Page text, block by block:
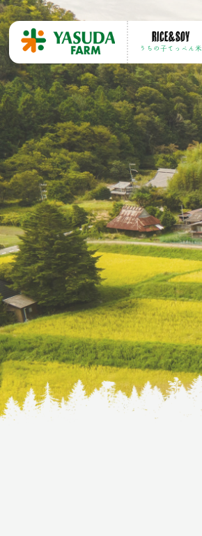
Rice&soy
うちの子てっぺん米